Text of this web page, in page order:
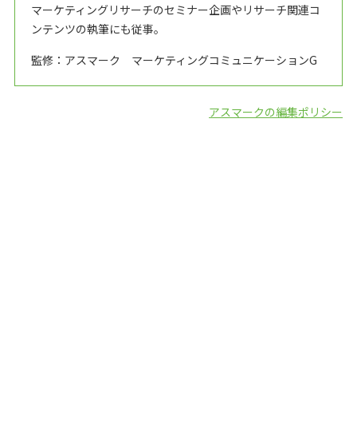
マーケティングリサーチのセミナー企画やリサーチ関連コ
ンテンツの執筆にも従事。
監修：アスマーク マーケティングコミュニケーションG
アスマークの編集ポリシー